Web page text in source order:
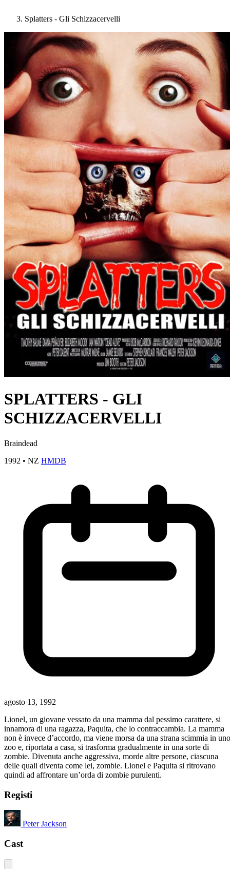
Splatters - Gli Schizzacervelli
SPLATTERS - GLI
SCHIZZACERVELLI
Braindead
1992 • NZ HMDB
agosto 13, 1992
Lionel, un giovane vessato da una mamma dal pessimo carattere, si
innamora di una ragazza, Paquita, che lo contraccambia. La mamma
non è invece d’accordo, ma viene morsa da una strana scimmia in uno
zoo e, riportata a casa, si trasforma gradualmente in una sorte di
zombie. Divenuta anche aggressiva, morde altre persone, ciascuna
delle quali diventa come lei, zombie. Lionel e Paquita si ritrovano
quindi ad affrontare un’orda di zombie purulenti.
Registi
Peter Jackson
Cast